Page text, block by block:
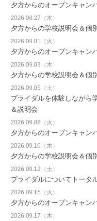
夕方からのオープンキャン
2026.08.27（木）
夕方からの学校説明会＆個
2026.09.01（火）
夕方からのオープンキャン
2026.09.03（木）
夕方からの学校説明会＆個
2026.09.05（土）
ブライダルを体験しながら
＆説明会
2026.09.08（火）
夕方からのオープンキャン
2026.09.10（木）
夕方からの学校説明会＆個
2026.09.12（土）
ブライダルについてトータ
2026.09.15（火）
夕方からのオープンキャン
2026.09.17（木）